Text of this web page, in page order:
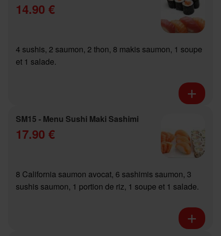
14.90 €
4 sushis, 2 saumon, 2 thon, 8 makis saumon, 1 soupe
et 1 salade.
SM15 - Menu Sushi Maki Sashimi
17.90 €
8 California saumon avocat, 6 sashimis saumon, 3
sushis saumon, 1 portion de riz, 1 soupe et 1 salade.